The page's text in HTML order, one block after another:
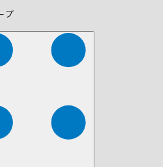
株式会社ストレチア